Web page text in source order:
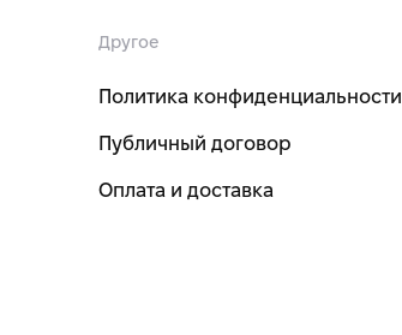
Другое
Политика конфиденциальности
Публичный договор
Оплата и доставка